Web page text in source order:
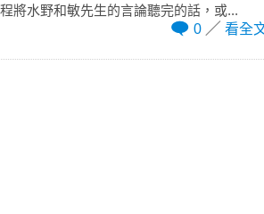
將水野和敏先生的言論聽完的話，或...
0
看全